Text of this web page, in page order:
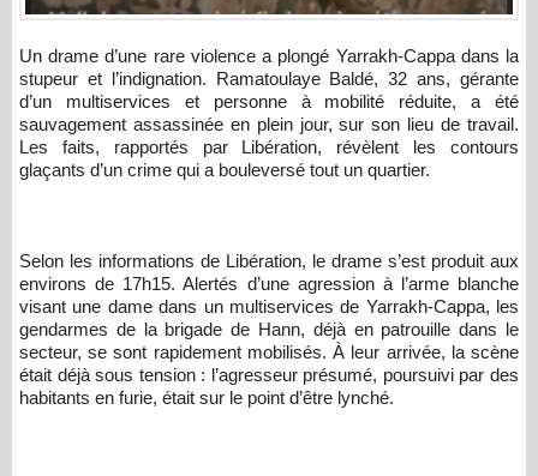
Un drame d’une rare violence a plongé Yarrakh-Cappa dans la
stupeur et l’indignation. Ramatoulaye Baldé, 32 ans, gérante
d’un multiservices et personne à mobilité réduite, a été
sauvagement assassinée en plein jour, sur son lieu de travail.
Les faits, rapportés par Libération, révèlent les contours
glaçants d’un crime qui a bouleversé tout un quartier.
Selon les informations de Libération, le drame s’est produit aux
environs de 17h15. Alertés d’une agression à l’arme blanche
visant une dame dans un multiservices de Yarrakh-Cappa, les
gendarmes de la brigade de Hann, déjà en patrouille dans le
secteur, se sont rapidement mobilisés. À leur arrivée, la scène
était déjà sous tension : l’agresseur présumé, poursuivi par des
habitants en furie, était sur le point d’être lynché.